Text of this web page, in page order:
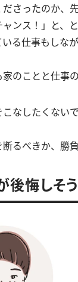
さったのか、
ャンス！」と、
る仕事もしな
のことと仕事
なしたくない
るべきか、勝
後悔しそ